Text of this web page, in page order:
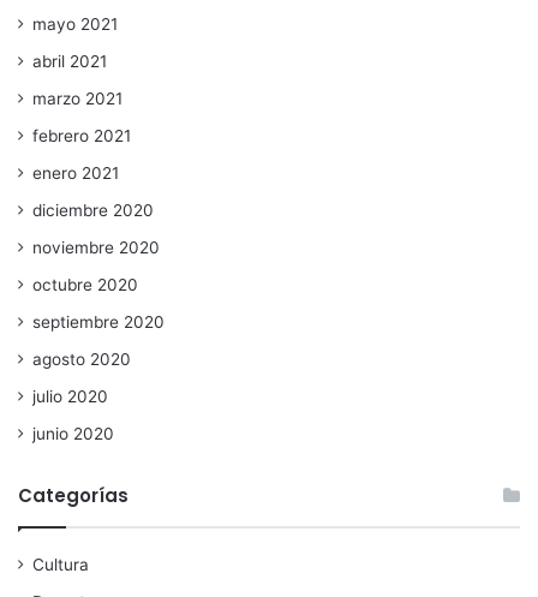
mayo 2021
abril 2021
marzo 2021
febrero 2021
enero 2021
diciembre 2020
noviembre 2020
octubre 2020
septiembre 2020
agosto 2020
julio 2020
junio 2020
Categorías
Cultura